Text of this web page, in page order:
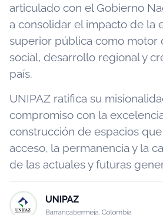
articulado con el Gobierno
a consolidar el impacto de la
superior pública como motor
social, desarrollo regional y
país.
UNIPAZ ratifica su
compromiso con la
construcción de espacios
acceso, la permanencia y la
de las actuales y futuras